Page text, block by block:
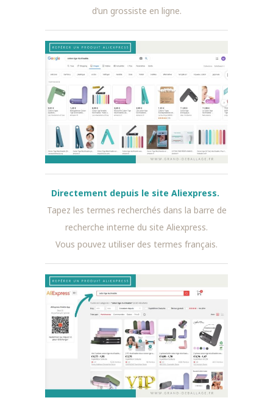
d’un grossiste en ligne.
Directement depuis le site Aliexpress.
Tapez les termes recherchés dans la barre de
recherche interne du site Aliexpress.
Vous pouvez utiliser des termes français.